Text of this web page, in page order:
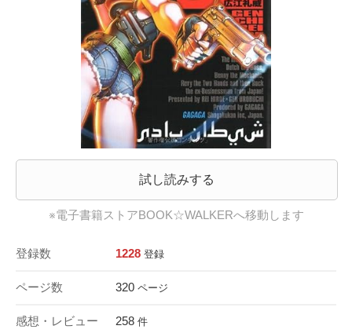
試し読みする
※電子書籍ストアBOOK☆WALKERへ移動します
登録数 1228 登録
ページ数 320 ページ
感想・レビュー 258 件